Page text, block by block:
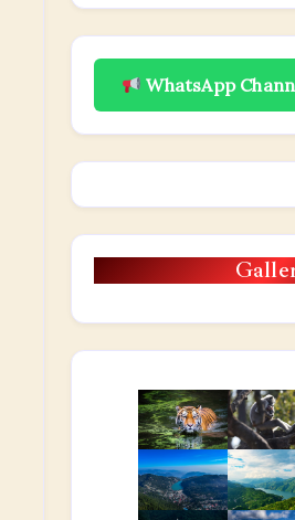
WhatsApp